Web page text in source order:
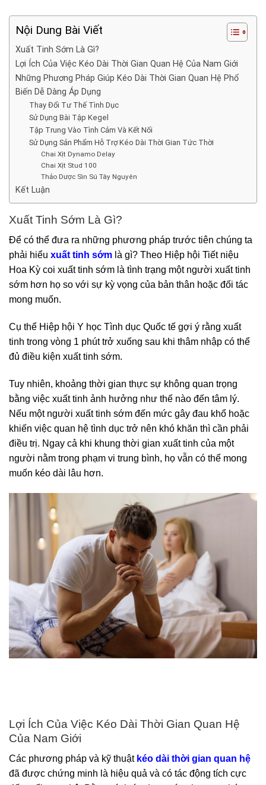
Nội Dung Bài Viết
Xuất Tinh Sớm Là Gì?
Lợi Ích Của Việc Kéo Dài Thời Gian Quan Hệ Của Nam Giới
Những Phương Pháp Giúp Kéo Dài Thời Gian Quan Hệ Phổ
Biến Dễ Dàng Áp Dụng
Thay Đổi Tư Thế Tình Dục
Sử Dụng Bài Tập Kegel
Tập Trung Vào Tình Cảm Và Kết Nối
Sử Dụng Sản Phẩm Hỗ Trợ Kéo Dài Thời Gian Tức Thời
Chai Xịt Dynamo Delay
Chai Xịt Stud 100
Thảo Dược Sìn Sú Tây Nguyên
Kết Luận
Xuất Tinh Sớm Là Gì?
Để có thể đưa ra những phương pháp trước tiên chúng ta
phải hiểu xuất tinh sớm là gì? Theo Hiệp hội Tiết niệu
Hoa Kỳ coi xuất tinh sớm là tình trạng một người xuất tinh
sớm hơn họ so với sự kỳ vọng của bản thân hoặc đối tác
mong muốn.
Cụ thể Hiệp hội Y học Tình dục Quốc tế gợi ý rằng xuất
tinh trong vòng 1 phút trở xuống sau khi thâm nhập có thể
đủ điều kiện xuất tinh sớm.
Tuy nhiên, khoảng thời gian thực sự không quan trọng
bằng việc xuất tinh ảnh hưởng như thế nào đến tâm lý.
Nếu một người xuất tinh sớm đến mức gây đau khổ hoặc
khiến việc quan hệ tình dục trở nên khó khăn thì cần phải
điều trị. Ngay cả khi khung thời gian xuất tinh của một
người nằm trong phạm vi trung bình, họ vẫn có thể mong
muốn kéo dài lâu hơn.
Lợi Ích Của Việc Kéo Dài Thời Gian Quan Hệ
Của Nam Giới
Các phương pháp và kỹ thuật kéo dài thời gian quan hệ
đã được chứng minh là hiệu quả và có tác động tích cực